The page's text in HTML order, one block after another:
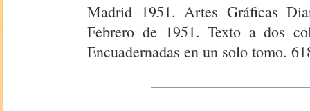
Madrid 1951. Artes Gráficas
Febrero de 1951. Texto a dos
Encuadernadas en un solo tomo.